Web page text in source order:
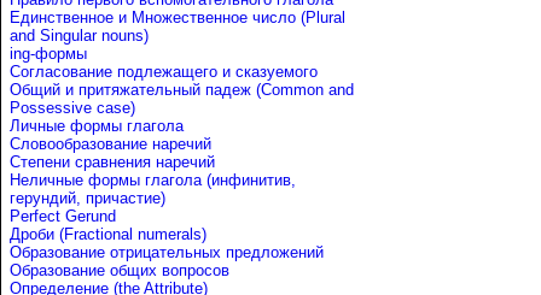
Единственное и Множественное число (Plural
and Singular nouns)
ing-формы
Согласование подлежащего и сказуемого
Общий и притяжательный падеж (Common and
Possessive case)
Личные формы глагола
Словообразование наречий
Степени сравнения наречий
Неличные формы глагола (инфинитив,
герундий, причастие)
Perfect Gerund
Дроби (Fractional numerals)
Образование отрицательных предложений
Образование общих вопросов
Определение (the Attribute)